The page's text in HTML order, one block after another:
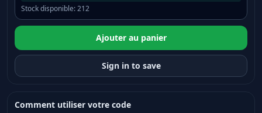
Stock disponible:212
Ajouter au panier
Sign in to save
Comment utiliser votre code